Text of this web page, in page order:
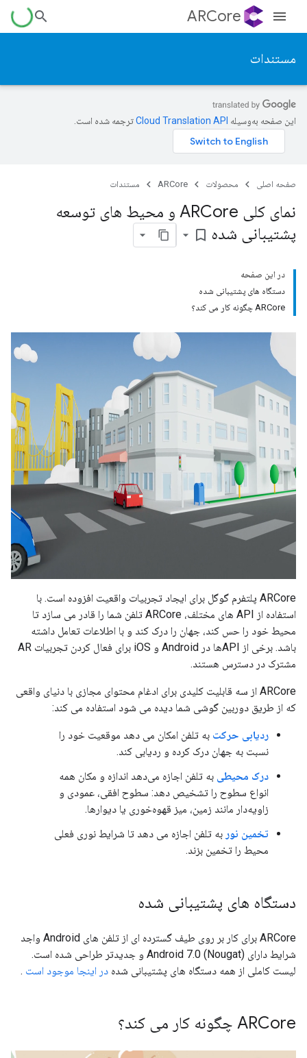
ARCore
مستندات
این صفحه به‌وسیله ترجمه شده است.
صفحه اصلی محصولات ARCore مستندات
نمای کلی ARCore و محیط های توسعه
پشتیبانی شده bookmark_border
در این صفحه
دستگاه های پشتیبانی شده
ARCore چگونه کار می کند؟
ARCore پلتفرم گوگل برای ایجاد تجربیات واقعیت افزوده است. با
استفاده از API های مختلف، ARCore تلفن شما را قادر می سازد تا
محیط خود را حس کند، جهان را درک کند و با اطلاعات تعامل داشته
باشد. برخی از APIها در Android و iOS برای فعال کردن تجربیات AR
مشترک در دسترس هستند.
ARCore از سه قابلیت کلیدی برای ادغام محتوای مجازی با دنیای واقعی
که از طریق دوربین گوشی شما دیده می شود استفاده می کند:
ردیابی حرکت به تلفن امکان می دهد موقعیت خود را
نسبت به جهان درک کرده و ردیابی کند.
درک محیطی به تلفن اجازه می‌دهد اندازه و مکان همه
انواع سطوح را تشخیص دهد: سطوح افقی، عمودی و
زاویه‌دار مانند زمین، میز قهوه‌خوری یا دیوارها.
تخمین نور به تلفن اجازه می دهد تا شرایط نوری فعلی
محیط را تخمین بزند.
دستگاه های پشتیبانی شده
ARCore برای کار بر روی طیف گسترده ای از تلفن های Android واجد
شرایط دارای Android 7.0 (Nougat) و جدیدتر طراحی شده است.
لیست کاملی از همه دستگاه های پشتیبانی شده در اینجا موجود است .
ARCore چگونه کار می کند؟